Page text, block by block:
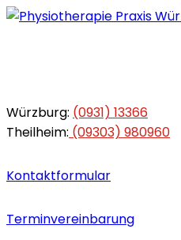
Würzburg: (0931) 13366
Theilheim: (09303) 980960
Kontaktformular
Terminvereinbarung